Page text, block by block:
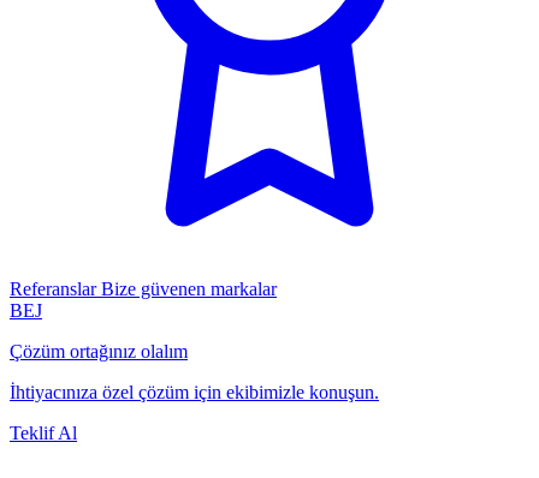
Referanslar Bize güvenen markalar
BEJ
Çözüm ortağınız olalım
İhtiyacınıza özel çözüm için ekibimizle konuşun.
Teklif Al